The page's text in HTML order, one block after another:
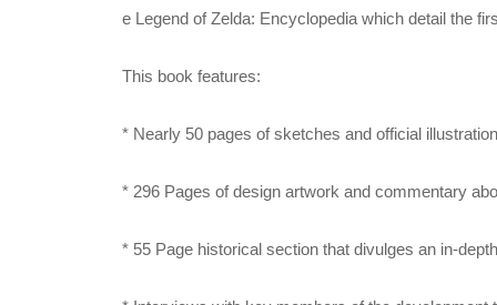
e Legend of Zelda: Encyclopedia which detail the
This book features:
* Nearly 50 pages of sketches and official
* 296 Pages of design artwork and commentary
* 55 Page historical section that divulges an in-